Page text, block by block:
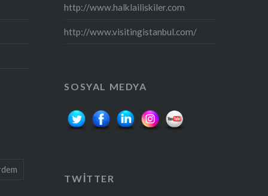
http://www.halklailiskiler.com
http://www.visitingistanbul.com/
SOSYAL MEDYA
TWITTER